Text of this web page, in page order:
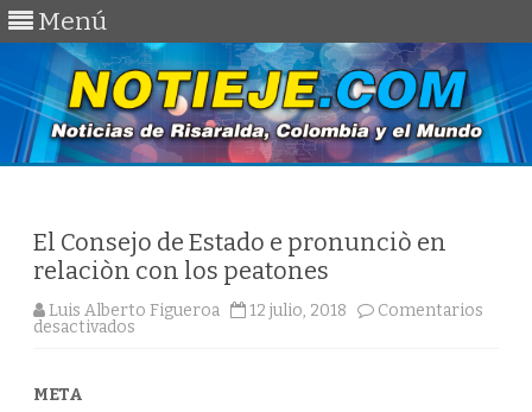
Menú
El Consejo de Estado e pronunciò en
relaciòn con los peatones
Luis Alberto Figueroa 12 julio, 2018
Comentarios
desactivados
META